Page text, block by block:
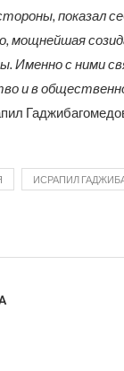
показал
мощнейшая
Именно с ними
и в
ИСРАПИЛ